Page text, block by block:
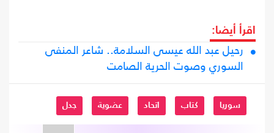
اقرأ أيضا:
رحيل عبد الله عيسى السلامة.. شاعر المنفى
السوري وصوت الحرية الصامت
سوريا كتاب اتحاد عضوية جدل